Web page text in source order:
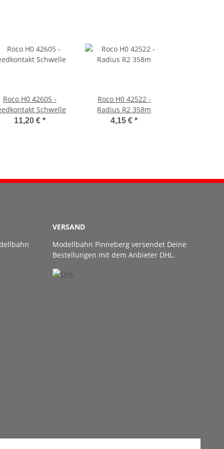
Roco H0 42605 -
Schwelle
11,20 € *
Roco H0 42522 -
Radius R2 358m
4,15 €*
VERSAND
Modellbahn Pinneberg versendet Deine
Bestellungen mit dem Anbieter DHL.